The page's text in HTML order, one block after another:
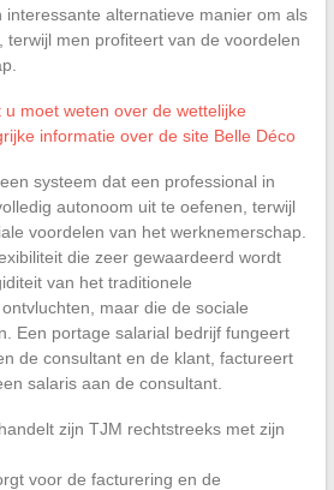
interessante alternatieve manier om als
terwijl men profiteert van de voordelen
u moet weten over de wettelijke
informatie over de site Belle Déco
systeem dat een professional in
autonoom uit te oefenen, terwijl
voordelen van het werknemerschap.
die zeer gewaardeerd wordt
van het traditionele
maar die de sociale
Een portage salarial bedrijf fungeert
de consultant en de klant, factureert
salaris aan de consultant.
zijn TJM rechtstreeks met zijn
voor de facturering en de